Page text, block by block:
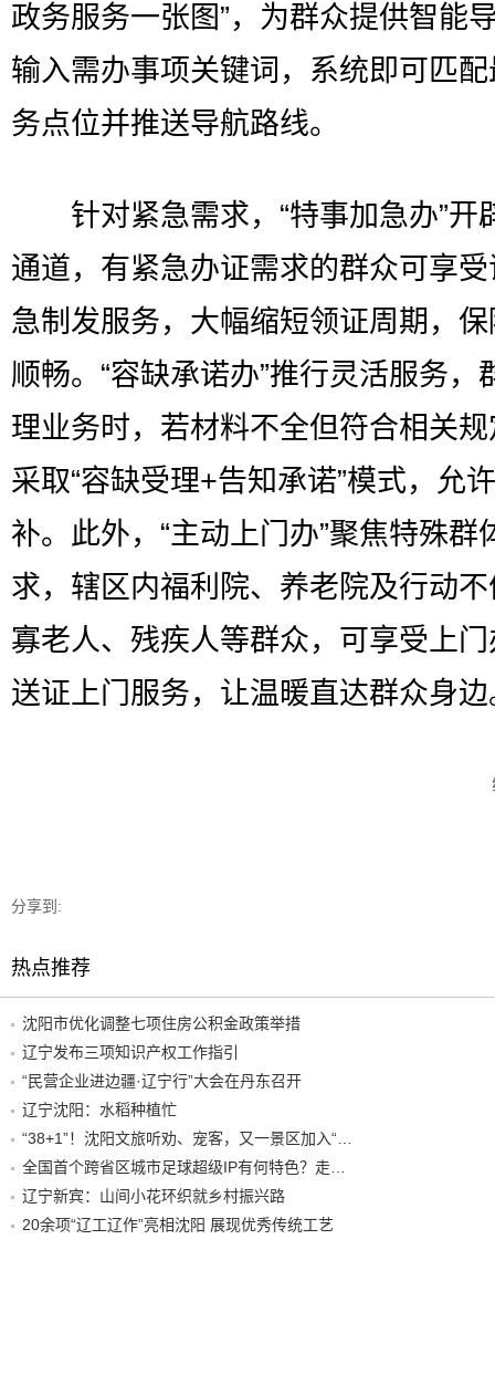
政务服务一张图”，为群众提供智能
输入需办事项关键词，系统即可匹
务点位并推送导航路线。
针对紧急需求，“特事加急办”开
通道，有紧急办证需求的群众可享
急制发服务，大幅缩短领证周期，
顺畅。“容缺承诺办”推行灵活服务，
理业务时，若材料不全但符合相关
采取“容缺受理+告知承诺”模式，允
补。此外，“主动上门办”聚焦特殊群
求，辖区内福利院、养老院及行动
寡老人、残疾人等群众，可享受上
送证上门服务，让温暖直达群众身边
分享到:
热点推荐
沈阳市优化调整七项住房公积金政策举措
辽宁发布三项知识产权工作指引
“民营企业进边疆·辽宁行”大会在丹东召开
辽宁沈阳：水稻种植忙
辽宁新宾：山间小花环织就乡村振兴路
20余项“辽工辽作”亮相沈阳 展现优秀传统工艺